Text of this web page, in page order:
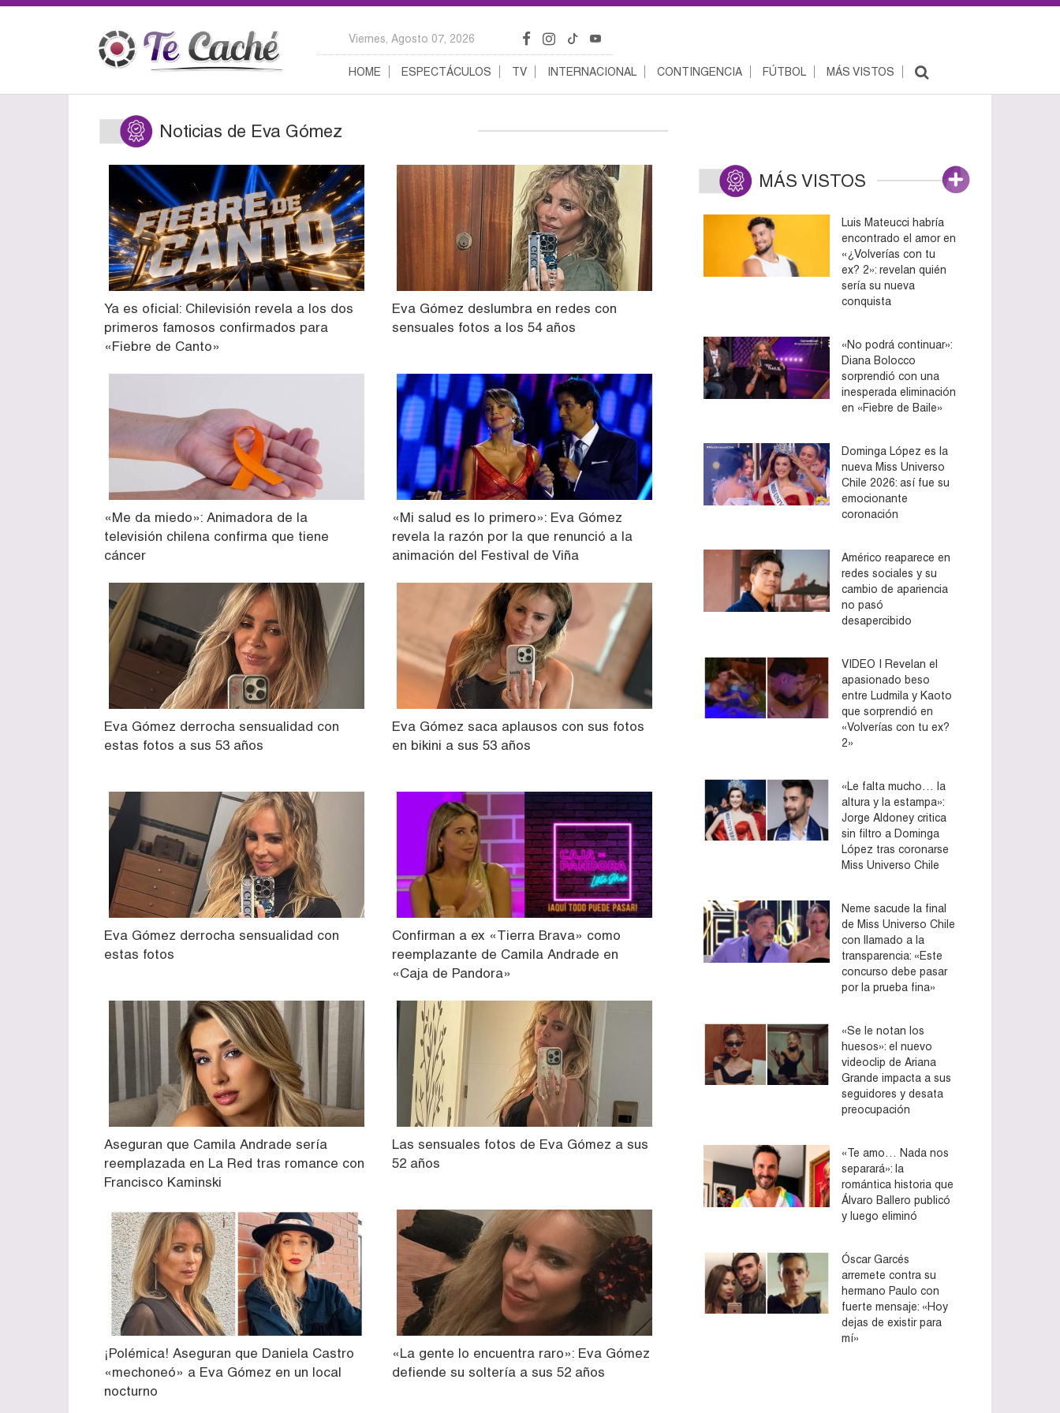
Viernes, Agosto 07, 2026
HOME ESPECTÁCULOS TV INTERNACIONAL CONTINGENCIA FÚTBOL MÁS VISTOS
Noticias de Eva Gómez
Ya es oficial: Chilevisión revela a los dos
primeros famosos confirmados para
«Fiebre de Canto»
Eva Gómez deslumbra en redes con
sensuales fotos a los 54 años
«Me da miedo»: Animadora de la
televisión chilena confirma que tiene
cáncer
«Mi salud es lo primero»: Eva Gómez
revela la razón por la que renunció a la
animación del Festival de Viña
Eva Gómez derrocha sensualidad con
estas fotos a sus 53 años
Eva Gómez saca aplausos con sus fotos
en bikini a sus 53 años
Eva Gómez derrocha sensualidad con
estas fotos
Confirman a ex «Tierra Brava» como
reemplazante de Camila Andrade en
«Caja de Pandora»
Aseguran que Camila Andrade sería
reemplazada en La Red tras romance con
Francisco Kaminski
Las sensuales fotos de Eva Gómez a sus
52 años
¡Polémica! Aseguran que Daniela Castro
«mechoneó» a Eva Gómez en un local
nocturno
«La gente lo encuentra raro»: Eva Gómez
defiende su soltería a sus 52 años
MÁS VISTOS
Luis Mateucci habría
encontrado el amor en
«¿Volverías con tu
ex? 2»: revelan quién
sería su nueva
conquista
«No podrá continuar»:
Diana Bolocco
sorprendió con una
inesperada eliminación
en «Fiebre de Baile»
Dominga López es la
nueva Miss Universo
Chile 2026: así fue su
emocionante
coronación
Américo reaparece en
redes sociales y su
cambio de apariencia
no pasó
desapercibido
VIDEO | Revelan el
apasionado beso
entre Ludmila y Kaoto
que sorprendió en
«Volverías con tu ex?
2»
«Le falta mucho… la
altura y la estampa»:
Jorge Aldoney critica
sin filtro a Dominga
López tras coronarse
Miss Universo Chile
Neme sacude la final
de Miss Universo Chile
con llamado a la
transparencia: «Este
concurso debe pasar
por la prueba fina»
«Se le notan los
huesos»: el nuevo
videoclip de Ariana
Grande impacta a sus
seguidores y desata
preocupación
«Te amo… Nada nos
separará»: la
romántica historia que
Álvaro Ballero publicó
y luego eliminó
Óscar Garcés
arremete contra su
hermano Paulo con
fuerte mensaje: «Hoy
dejas de existir para
mí»